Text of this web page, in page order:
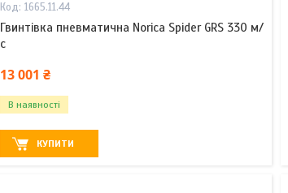
1665.11.44
Гвинтівка пневматична Norica Spider GRS 330 м/
с
13 001 ₴
В наявності
КУПИТИ